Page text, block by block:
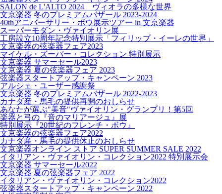
SALON de L'ALTO 2024 ヴィオラの多様な世界
文京楽器 冬のプレミアムバザール 2023-2024
40thアニバーサリー・ボウ展示ツアー in 文京楽器
スーパーモダン・ヴァイオリン展
工房設立10周年記念特別展示「フィリップ・イーレの世界」
文京楽器の弦楽器フェア2023
マイケル・ズーバー・コレクション 特別展示
文京楽器 サマーセール2023
文京楽器 夏の弦楽器フェア 2023
弦楽器スタートアップ・キャンペーン 2023
アルシェ・ユーザー感謝祭
文京楽器 冬のプレミアムバザール 2022-2023
カナダ産・馬毛の提供再開のおしらせ
あなたが選ぶ"美音"ヴァイオリン・グランプリ！第5回
楽器と弓の『音のマリアージュ』展
特別展示『20世紀のフレンチ・ボウ』
文京楽器の弦楽器フェア2022
カナダ産・馬毛の提供休止のおしらせ
文京楽器オンライン ストア SUPER SUMMER SALE 2022
イタリアン・ヴァイオリン・コレクション2022 特別展示会
文京楽器 サマーセール2022
文京楽器 夏の弦楽器フェア 2022
イタリアン・ヴァイオリン・コレクション2022
弦楽器スタートアップ・キャンペーン 2022